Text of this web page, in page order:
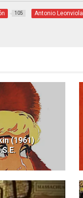
105 Antonio Leonviola
(1961)